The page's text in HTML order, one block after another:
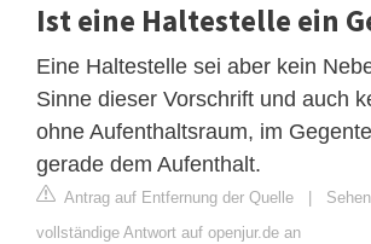
Ist eine Haltestelle ein
Eine Haltestelle sei aber kein
Sinne dieser Vorschrift und auch
ohne Aufenthaltsraum, im
gerade dem Aufenthalt.
Antrag auf Entfernung der Quelle
vollständige Antwort auf openjur.de an